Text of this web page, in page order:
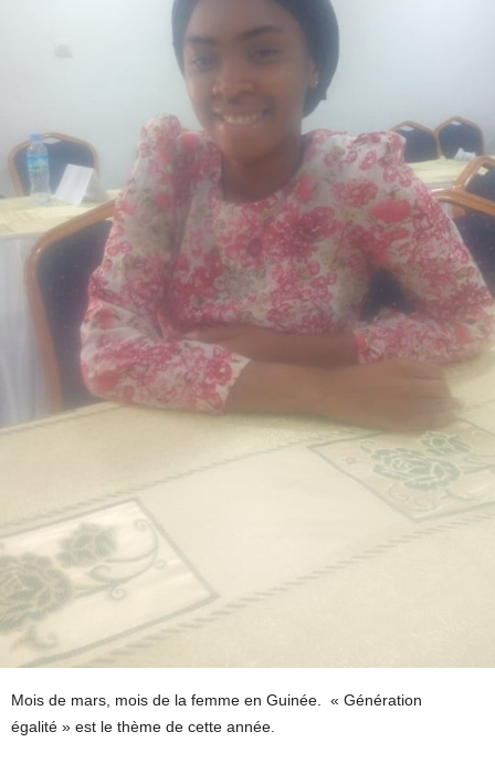
Mois de mars, mois de la femme en Guinée. « Génération
égalité » est le thème de cette année.